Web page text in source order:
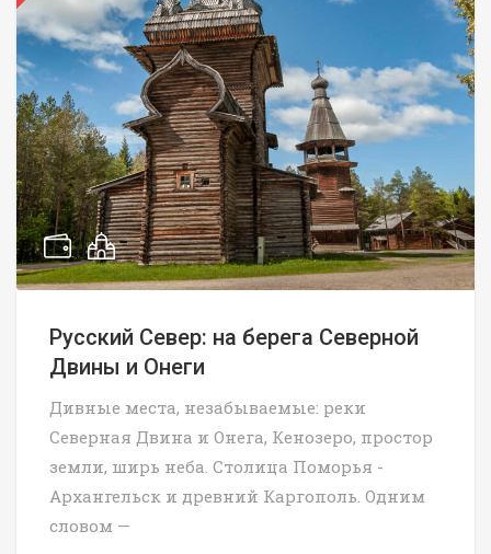
Русский Север: на берега Северной
Двины и Онеги
Дивные места, незабываемые: реки
Северная Двина и Онега, Кенозеро, простор
земли, ширь неба. Столица Поморья -
Архангельск и древний Каргополь. Одним
словом —